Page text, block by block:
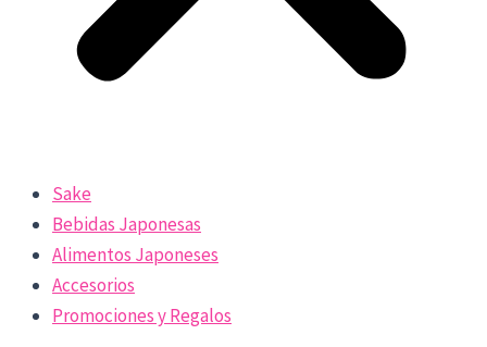
Sake
Bebidas Japonesas
Alimentos Japoneses
Accesorios
Promociones y Regalos